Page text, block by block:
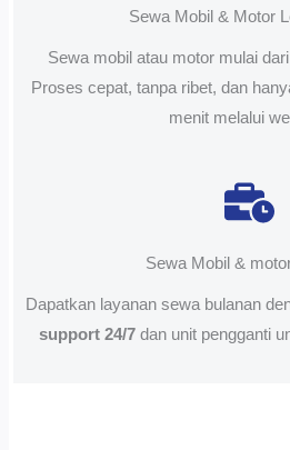
Sewa Mobil & Motor
Sewa mobil atau motor mulai dari
Proses cepat, tanpa ribet, dan
menit melalui
Sewa Mobil &
Dapatkan layanan sewa bulanan
support 24/7dan unit pengganti